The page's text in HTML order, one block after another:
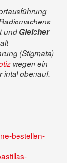
und Gleicher
(Stigmata)
wegen ein
intal obenauf.
bestellen-